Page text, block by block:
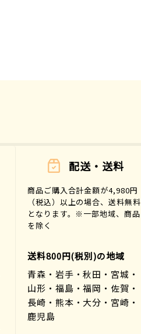
配送・送料
商品ご購入合計金額が4,980円
（税込）以上の場合、送料無料
となります。※一部地域、商品
を除く
送料800円(税別)の地域
青森・岩手・秋田・宮城・
山形・福島・福岡・佐賀・
長崎・熊本・大分・宮崎・
鹿児島